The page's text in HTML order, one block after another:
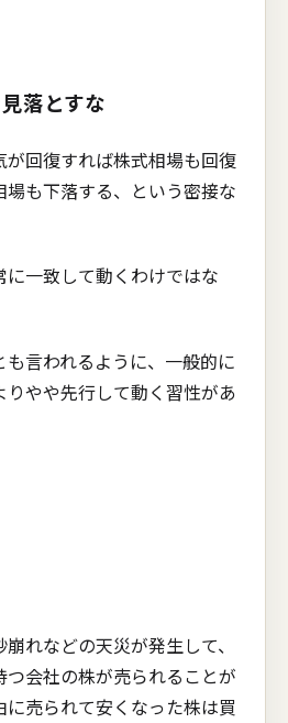
落とすな
回復すれば株式相場も回復
場も下落する、という密接な
一致して動くわけではな
言われるように、一般的に
りやや先行して動く習性があ
れなどの天災が発生して、
会社の株が売られることが
売られて安くなった株は買